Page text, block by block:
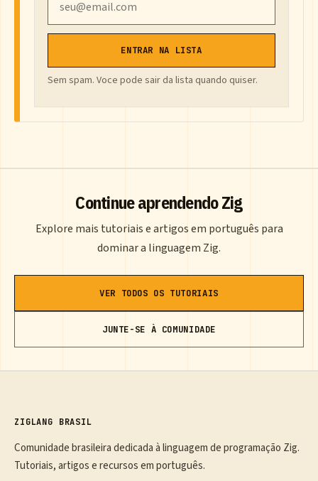
ENTRAR NA LISTA
Sem spam. Voce pode sair da lista quando quiser.
Continue aprendendo Zig
Explore mais tutoriais e artigos em português para
dominar a linguagem Zig.
VER TODOS OS TUTORIAIS
JUNTE-SE À COMUNIDADE
ZIGLANG BRASIL
Comunidade brasileira dedicada à linguagem de programação Zig.
Tutoriais, artigos e recursos em português.